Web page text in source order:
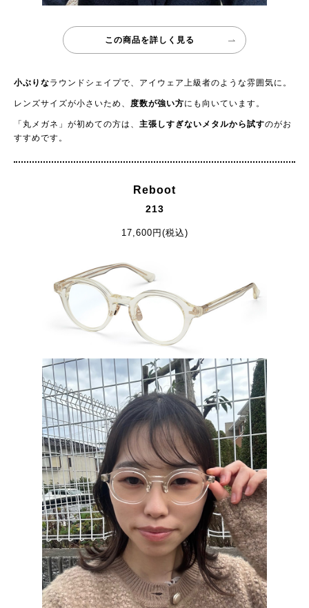
この商品を詳しく見る
小ぶりなラウンドシェイプで、アイウェア上級者のような雰囲気に。
レンズサイズが小さいため、 度数が強い方にも向いています。
「丸メガネ」が初めての方は、 主張しすぎないメタルから試すのがお
すすめです。
Reboot
213
17,600円(税込)